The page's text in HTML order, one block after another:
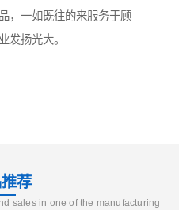
，一如既往的来服务于顾
发扬光大。
荐
sales in one of the manufacturing